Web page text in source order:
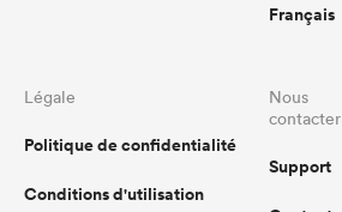
Français
Légale
Politique de confidentialité
Conditions d'utilisation
Nous
contacter
Support